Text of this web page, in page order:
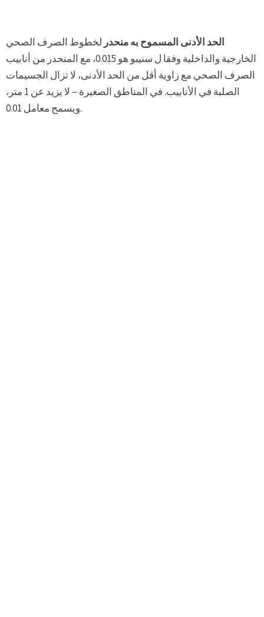
الحد الأدنى المسموح به منحدر لخطوط الصرف الصحي
الخارجية والداخلية وفقا ل سنيبو هو 0.015، مع المنحدر من أنابيب
الصرف الصحي مع زاوية أقل من الحد الأدنى، لا تزال الجسيمات
الصلبة في الأنابيب. في المناطق الصغيرة – لا يزيد عن 1 متر،
ويسمح معامل 0.01.